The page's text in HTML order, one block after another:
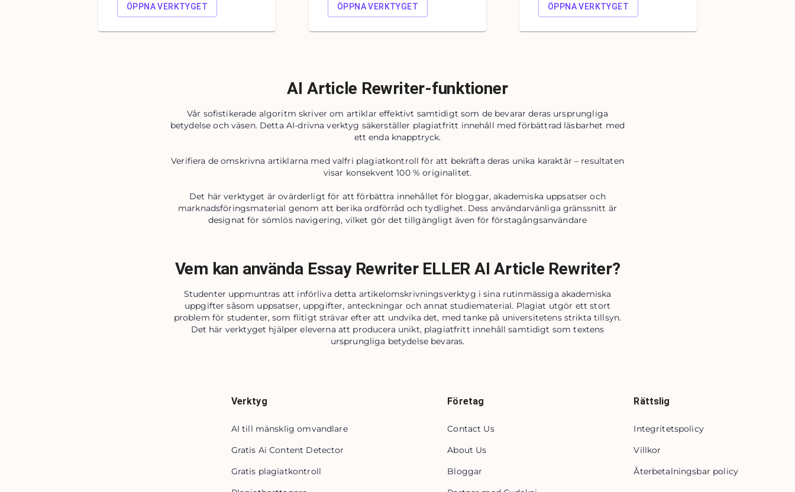
ÖPPNA VERKTYGET ÖPPNA VERKTYGET ÖPPNA VERKTYGET
AI Article Rewriter-funktioner
Vår sofistikerade algoritm skriver om artiklar effektivt samtidigt som de bevarar deras ursprungliga
betydelse och väsen. Detta AI-drivna verktyg säkerställer plagiatfritt innehåll med förbättrad läsbarhet med
ett enda knapptryck.
Verifiera de omskrivna artiklarna med valfri plagiatkontroll för att bekräfta deras unika karaktär – resultaten
visar konsekvent 100 % originalitet.
Det här verktyget är ovärderligt för att förbättra innehållet för bloggar, akademiska uppsatser och
marknadsföringsmaterial genom att berika ordförråd och tydlighet. Dess användarvänliga gränssnitt är
designat för sömlös navigering, vilket gör det tillgängligt även för förstagångsanvändare
Vem kan använda Essay Rewriter ELLER AI Article Rewriter?
Studenter uppmuntras att införliva detta artikelomskrivningsverktyg i sina rutinmässiga akademiska
uppgifter såsom uppsatser, uppgifter, anteckningar och annat studiematerial. Plagiat utgör ett stort
problem för studenter, som flitigt strävar efter att undvika det, med tanke på universitetens strikta tillsyn.
Det här verktyget hjälper eleverna att producera unikt, plagiatfritt innehåll samtidigt som textens
ursprungliga betydelse bevaras.
Verktyg
AI till mänsklig omvandlare
Gratis Ai Content Detector
Gratis plagiatkontroll
Företag
Contact Us
About Us
Bloggar
Rättslig
Integritetspolicy
Villkor
Återbetalningsbar policy